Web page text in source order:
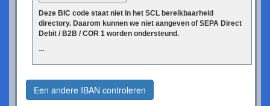
Deze BIC code staat niet in het SCL bereikbaarheid
directory. Daarom kunnen we niet aangeven of SEPA Direct
Debit / B2B / COR 1 worden ondersteund.
---.
Een andere IBAN controleren